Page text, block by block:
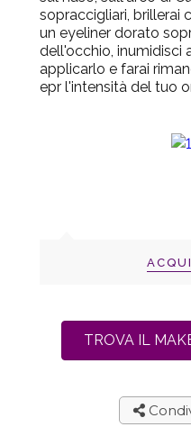
sopraccigliari, brillerai
un eyeliner dorato
dell'occhio, inumidisci
applicarlo e farai
epr l'intensità del tuo
TROVA IL